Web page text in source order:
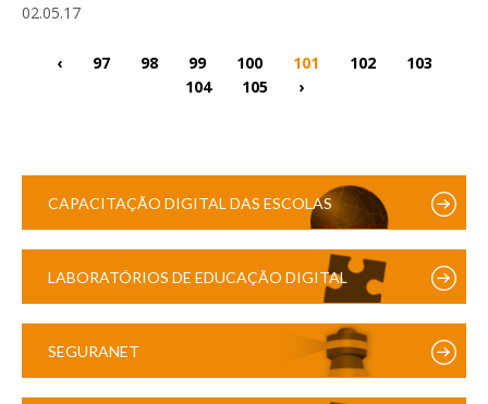
02.05.17
‹ 97 98 99 100 101 102
103
104
105 ›
CAPACITAÇÃO DIGITAL DAS ESCOLAS
LABORATÓRIOS DE EDUCAÇÃO DIGITAL
SEGURANET